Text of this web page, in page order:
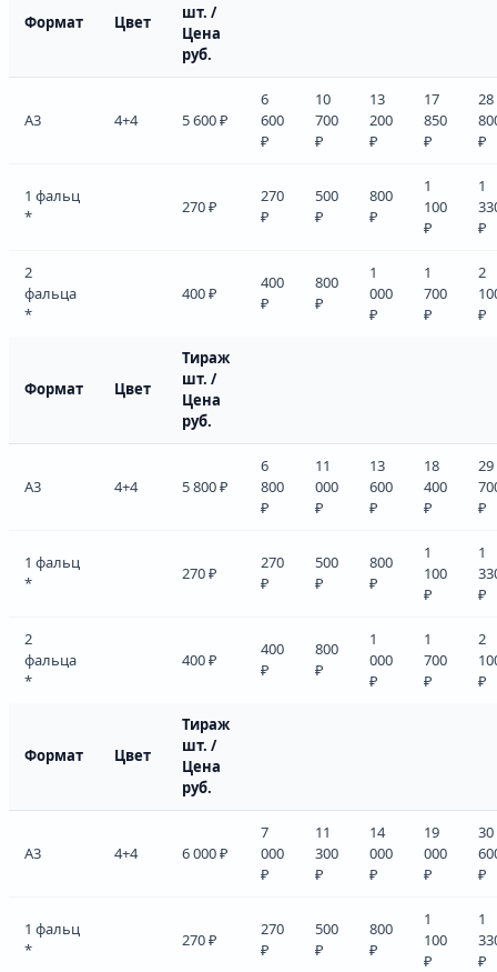
Формат Цвет
шт. /
Цена
руб.
А3 4+4 5 600 ₽
6
600
₽
10
700
₽
13
200
₽
17
850
₽
28
₽
1 фальц
*
270 ₽
270
₽
500
₽
800
₽
1
100
₽
1
₽
2
фальца
*
400 ₽
400
₽
800
₽
1
000
₽
1
700
₽
2
₽
Формат Цвет
Тираж
шт. /
Цена
руб.
А3 4+4 5 800 ₽
6
800
₽
11
000
₽
13
600
₽
18
400
₽
29
₽
1 фальц
*
270 ₽
270
₽
500
₽
800
₽
1
100
₽
1
₽
2
фальца
*
400 ₽
400
₽
800
₽
1
000
₽
1
700
₽
2
₽
Формат Цвет
Тираж
шт. /
Цена
руб.
А3 4+4 6 000 ₽
7
000
₽
11
300
₽
14
000
₽
19
000
₽
30
₽
1 фальц
*
270 ₽
270
₽
500
₽
800
₽
1
100
₽
1
₽